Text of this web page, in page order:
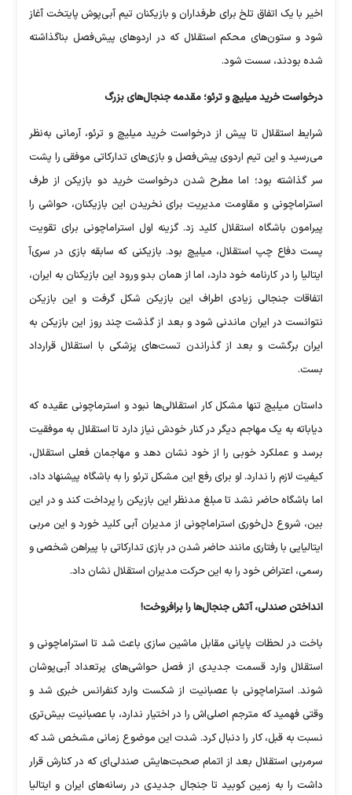
اخیر با یک اتفاق تلخ برای طرفداران و بازیکنان تیم آبی‌پوش پایتخت آغاز
شود و ستون‌های محکم استقلال که در اردوهای پیش‌فصل بناگذاشته
شده بودند، سست شود.
درخواست خرید میلیچ و ترئو؛ مقدمه جنجال‌های بزرگ
شرایط استقلال تا پیش از درخواست خرید میلیچ و ترئو، آرمانی به‌نظر
می‌رسید و این تیم اردوی پیش‌فصل و بازی‌های تدارکاتی موفقی را پشت
سر گذاشته بود؛ اما مطرح شدن درخواست خرید دو بازیکن از طرف
استراماچونی و مقاومت مدیریت برای نخریدن این بازیکنان، حواشی را
پیرامون باشگاه استقلال کلید زد. گزینه اول استراماچونی برای تقویت
پست دفاع چپ استقلال، میلیچ بود. بازیکنی که سابقه بازی در سری‌آ
ایتالیا را در کارنامه خود دارد، اما از همان بدو ورود این بازیکنان به ایران،
اتفاقات جنجالی زیادی اطراف این بازیکن شکل گرفت و این بازیکن
نتوانست در ایران ماندنی شود و بعد از گذشت چند روز این بازیکن به
ایران برگشت و بعد از گذراندن تست‌های پزشکی با استقلال قرارداد
بست.
داستان میلیچ تنها مشکل کار استقلالی‌ها نبود و استرماچونی عقیده که
دیاباته به یک مهاجم دیگر در کنار خودش نیاز دارد تا استقلال به موفقیت
برسد و عملکرد خوبی را از خود نشان دهد و مهاجمان فعلی استقلال،
کیفیت لازم را ندارد. او برای رفع این مشکل ترئو را به باشگاه پیشنهاد داد،
اما باشگاه حاضر نشد تا مبلغ مدنظر این بازیکن را پرداخت کند و در این
بین، شروع دل‌خوری استراماچونی از مدیران آبی کلید خورد و این مربی
ایتالیایی با رفتاری مانند حاضر شدن در بازی تدارکاتی با پیراهن شخصی و
رسمی، اعتراض خود را به این حرکت مدیران استقلال نشان داد.
انداختن صندلی، آتش جنجال‌ها را برافروخت!
باخت در لحظات پایانی مقابل ماشین سازی باعث شد تا استراماچونی و
استقلال وارد قسمت جدیدی از فصل حواشی‌های پرتعداد آبی‌پوشان
شوند. استراماچونی با عصبانیت از شکست وارد کنفرانس خبری شد و
وقتی فهمید که مترجم اصلی‌اش را در اختیار ندارد، با عصبانیت بیش‌تری
نسبت به قبل، کار را دنبال کرد. شدت این موضوع زمانی مشخص شد که
سرمربی استقلال بعد از اتمام صحبت‌هایش صندلی‌ای که در کنارش قرار
داشت را به زمین کوبید تا جنجال جدیدی در رسانه‌های ایران و ایتالیا